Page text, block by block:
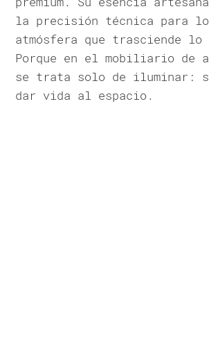
la precisión técnica para
atmósfera que trasciende
Porque en el mobiliario de
se trata solo de iluminar:
dar vida al espacio.